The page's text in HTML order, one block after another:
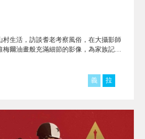
村生活，訪談耆老考察風俗，在大攝影師
梅爾油畫般充滿細節的影像，為家族記
義 拉